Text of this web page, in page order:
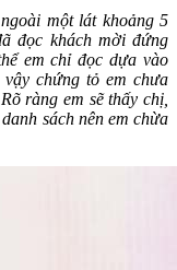
một lát khoảng 5
đọc khách mời đứng
em chỉ đọc dựa vào
chứng tỏ em chưa
ràng em sẽ thấy chị,
sách nên em chừa